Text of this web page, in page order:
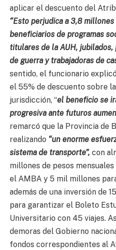
aplicar el descuento del
“Esto perjudica a 3,8
beneficiarios de programas
titulares de la AUH,
de guerra y trabajadoras de
sentido, el funcionario
el 55% de descuento sobre
jurisdicción, “el beneficio se
progresiva ante futuros
remarcó que la Provincia de
realizando “un enorme
sistema de transporte”, con
millones de pesos
el AMBA y 5 mil millones
además de una inversión de
para garantizar el Boleto
Universitario con 45 viajes.
demoras del Gobierno
fondos correspondientes al